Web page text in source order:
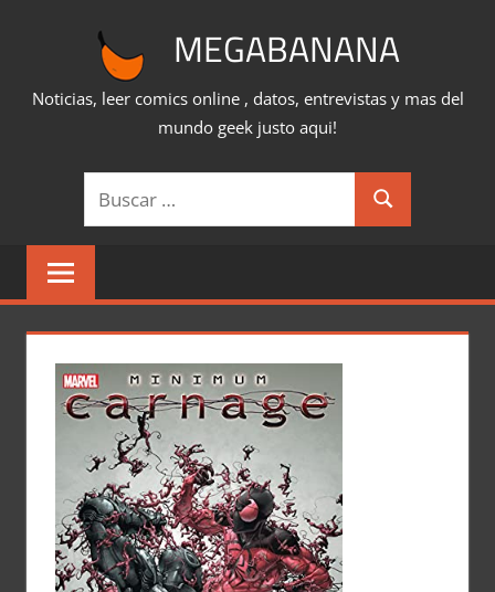
MEGABANANA
Noticias, leer comics online , datos, entrevistas y mas del
mundo geek justo aqui!
Buscar:
Buscar